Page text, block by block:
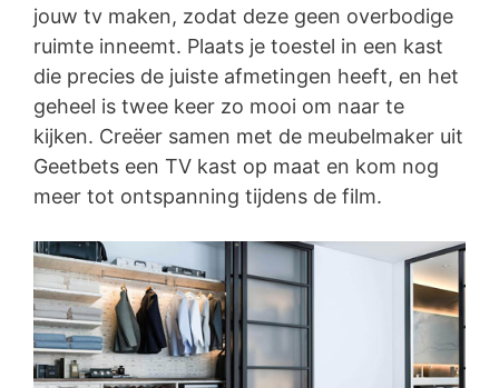
jouw tv maken, zodat deze geen overbodige
ruimte inneemt. Plaats je toestel in een kast
die precies de juiste afmetingen heeft, en het
geheel is twee keer zo mooi om naar te
kijken. Creëer samen met de meubelmaker uit
Geetbets een TV kast op maat en kom nog
meer tot ontspanning tijdens de film.